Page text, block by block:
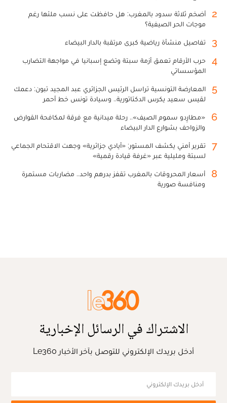
2
أضخم ثلاثة سدود بالمغرب: هل حافظت على نسب ملئها رغم
موجات الحر الصيفية؟
3 تفاصيل منشأة رياضية كبرى مرتقبة بالدار البيضاء
4
حرب الأرقام تعمق أزمة سبتة وتضع إسبانيا في مواجهة التضارب
المؤسساتي
5
المعارضة التونسية تراسل الرئيس الجزائري عبد المجيد تبون: دعمك
لقيس سعيد يكرس الدكتاتورية.. وسيادة تونس خط أحمر
6
«مطارِدو سموم الصيف».. رحلة ميدانية مع فرقة لمكافحة القوارض
والزواحف بشوارع الدار البيضاء
7
تقرير أمني يكشف المستور: «أيادي جزائرية» وجهت الاقتحام الجماعي
لسبتة ومليلية عبر «غرفة قيادة رقمية»
8
أسعار المحروقات بالمغرب تقفز بدرهم واحد.. مضاربات مستمرة
ومنافسة صورية
الاشتراك في الرسائل الإخبارية
أدخل بريدك الإلكتروني للتوصل بآخر الأخبار Le360